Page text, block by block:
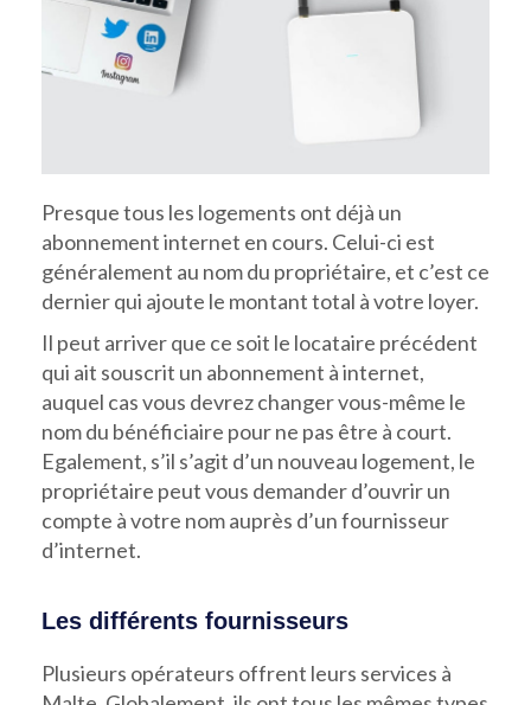
Presque tous les logements ont déjà un
abonnement internet en cours. Celui-ci est
généralement au nom du propriétaire, et c’est ce
dernier qui ajoute le montant total à votre loyer.
Il peut arriver que ce soit le locataire précédent
qui ait souscrit un abonnement à internet,
auquel cas vous devrez changer vous-même le
nom du bénéficiaire pour ne pas être à court.
Egalement, s’il s’agit d’un nouveau logement, le
propriétaire peut vous demander d’ouvrir un
compte à votre nom auprès d’un fournisseur
d’internet.
Les différents fournisseurs
Plusieurs opérateurs offrent leurs services à